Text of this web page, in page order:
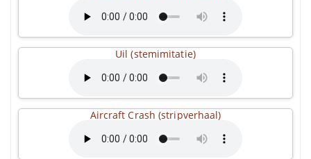
Uil (stemimitatie)
Aircraft Crash (stripverhaal)